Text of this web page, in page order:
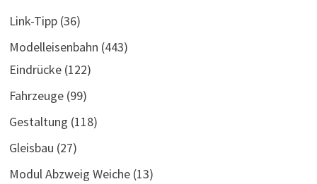
Link-Tipp(36)
Modelleisenbahn (443)
Eindrücke(122)
Fahrzeuge(99)
Gestaltung (118)
Gleisbau (27)
Modul Abzweig Weiche(13)